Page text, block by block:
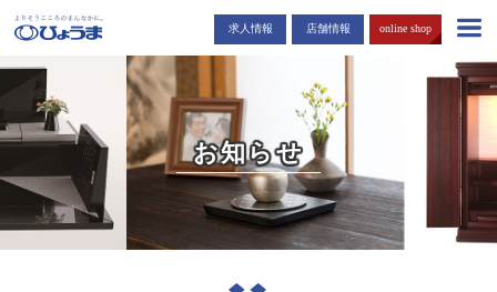
島根・広島市でお仏壇・お墓を販売する「ひょうま」から耳寄りな情報
をお届けします。
求人情報 店舗情報 online shop
お知らせ